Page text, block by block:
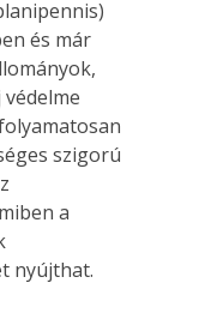
és már
szigorú
a
nyújthat.